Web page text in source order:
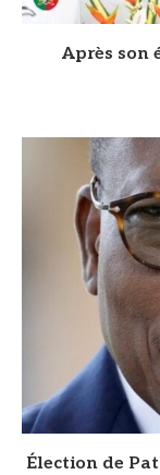
Après son
Élection de